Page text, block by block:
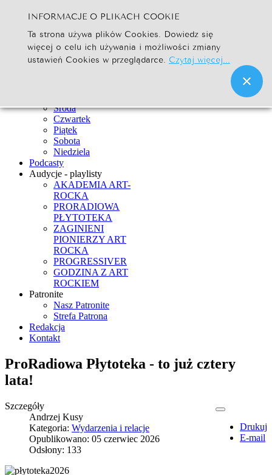
Szukaj... Go
Strona Główna
Newsy
Środa
Czwartek
Piątek
Sobota
Niedziela
Podcasty
Audycje - playlisty
AKADEMIA ART-
ROCKA
PRORADIOWA
PŁYTOTEKA
ZAGINIENI
PIONIERZY ART
ROCKA
PROGRESSIVER
GODZINA Z ART
ROCKIEM
Patronite
Nasz Patronite
Strefa Patrona
Redakcja
Kontakt
ProRadiowa Płytoteka - to już cztery
lata!
Drukuj
E-mail
Szczegóły
Andrzej Kusy
Kategoria: Wydarzenia i relacje
Opublikowano: 05 czerwiec 2026
Odsłony: 133
INFORMACJE O PLIKACH COOKIE
Ta strona używa plików Cookies. Dowiedz się
więcej o celu ich używania i możliwości zmiany
ustawień Cookies w przeglądarce. Czytaj więcej...